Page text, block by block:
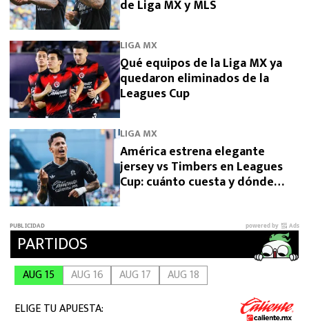
de Liga MX y MLS
LIGA MX
Qué equipos de la Liga MX ya
quedaron eliminados de la
Leagues Cup
LIGA MX
América estrena elegante
jersey vs Timbers en Leagues
Cup: cuánto cuesta y dónde